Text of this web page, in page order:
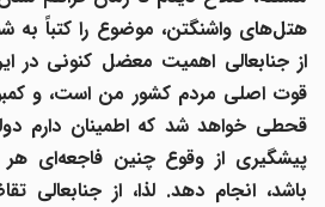
هتلهای واشنگتن، موضوع را کتباً به
از جنابعالی اهمیت معضل کنونی در
قوت اصلی مردم کشور من است، و
قحطی خواهد شد که اطمینان دارم
پیشگیری از وقوع چنین فاجعهای هر
باشد، انجام دهد. لذا، از جنابعالی